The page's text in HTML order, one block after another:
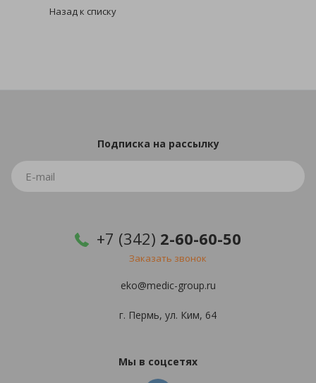
Назад к списку
Подписка на рассылку
+7 (342) 2-60-60-50
Заказать звонок
eko@medic-group.ru
г. Пермь, ул. Ким, 64
Мы в соцсетях